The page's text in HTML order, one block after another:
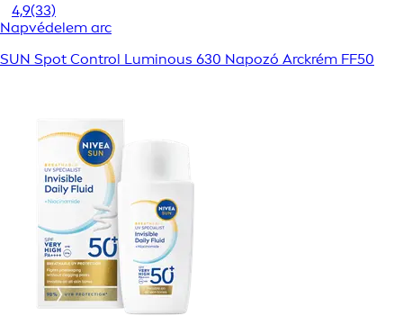
4,9(33)
Napvédelem arc
SUN Spot Control Luminous 630 Napozó Arckrém FF50